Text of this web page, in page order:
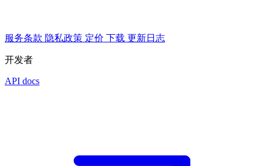
服务条款 隐私政策 定价 下载 更新日志
开发者
API docs